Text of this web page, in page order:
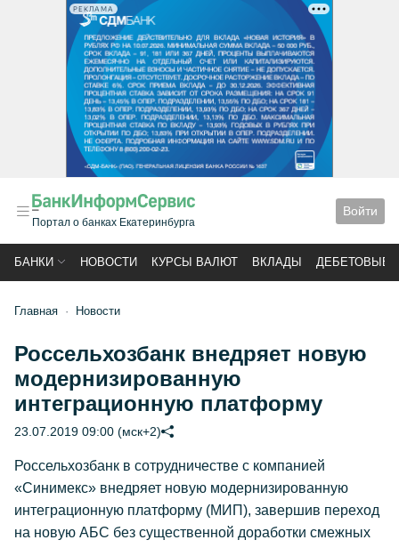
РЕКЛАМА
Портал о банках Екатеринбурга
Войти
БАНКИ НОВОСТИ КУРСЫ ВАЛЮТ ВКЛАДЫ ДЕБЕТОВЫЕ
Главная Новости
Россельхозбанк внедряет новую
модернизированную
интеграционную платформу
23.07.2019 09:00 (мск+2)
Россельхозбанк в сотрудничестве с компанией
«Синимекс» внедряет новую модернизированную
интеграционную платформу (МИП), завершив переход
на новую АБС без существенной доработки смежных